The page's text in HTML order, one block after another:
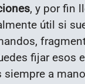
, y por fin
útil si
fijar esos
siempre a